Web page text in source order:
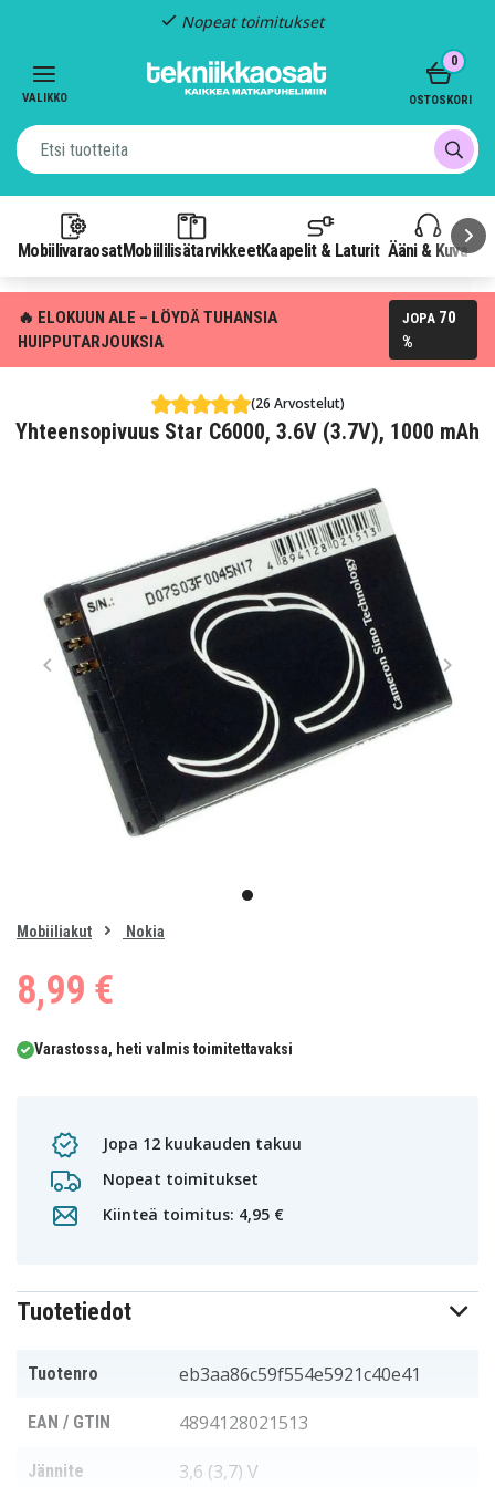
Nopeat toimitukset
VALIKKO
MobiilivaraosatMobiililisätarvikkeetKaapelit & Laturit Ääni & Kuva
0
OSTOSKORI
🔥 ELOKUUN ALE – LÖYDÄ TUHANSIA
HUIPPUTARJOUKSIA
JOPA 70
%
(26 Arvostelut)
Yhteensopivuus Star C6000, 3.6V (3.7V), 1000 mAh
item
of
Mobiiliakut Nokia
8,99 €
Varastossa, heti valmis toimitettavaksi
Jopa 12 kuukauden takuu
Nopeat toimitukset
Kiinteä toimitus: 4,95 €
Tuotetiedot
Tuotenro eb3aa86c59f554e5921c40e41
EAN / GTIN 4894128021513
Jännite 3,6 (3,7) V